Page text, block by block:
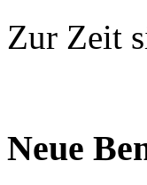
Zur Zeit
Neue